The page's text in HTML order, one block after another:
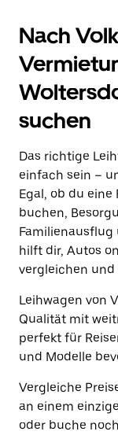
Nach
suchen
Das richtige
einfach sein –
Egal, ob du
buchen,
hilft dir, Autos
vergleichen und
Leihwagen von
Qualität mit
perfekt für
und Modelle
Vergleiche
an einem
oder buche